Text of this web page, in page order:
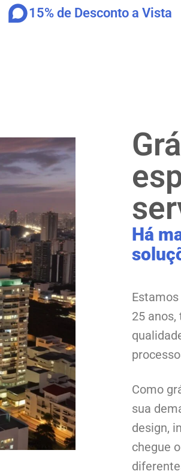
15% de Desconto a Vista
Há
25
Como
sua
design,
chegue